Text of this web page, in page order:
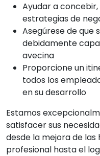
Ayudar a
estrategias de
Asegúrese de que
debidamente
avecina
Proporcione un
todos los
en su desarrollo
Estamos
satisfacer sus
desde la mejora de
profesional hasta el